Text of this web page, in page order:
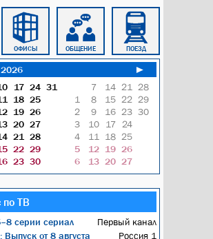
ОФИСЫ ОБЩЕНИЕ ПОЕЗД
2026
►
17 24 31
18 25
19 26
20 27
21
28
22 29
23 30
7 14 21
28
1
8 15 22 29
2
9 16 23 30
3
10 17
24
4
11 18 25
5
12 19 26
6
13 20 27
по ТВ
серии сериал Первый канал
от 8 августа Россия 1